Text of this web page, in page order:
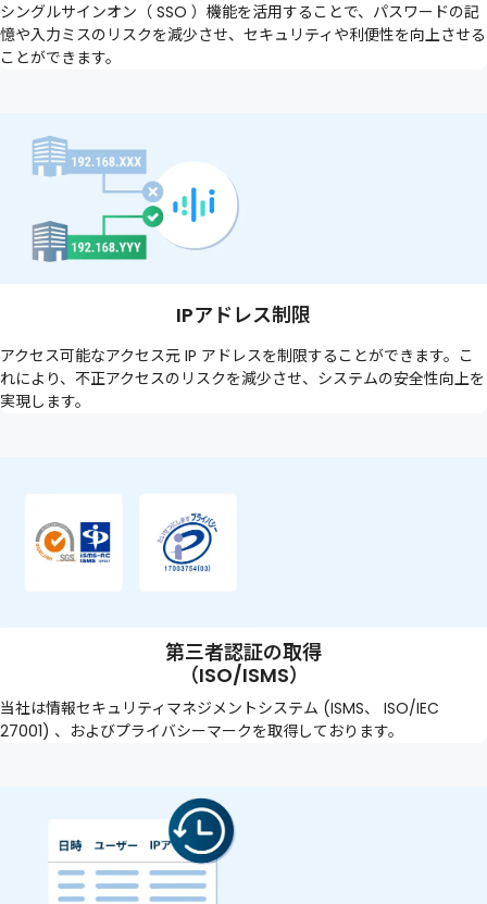
シングルサインオン（ SSO ）機能を活用することで、パスワードの記
憶や入力ミスのリスクを減少させ、セキュリティや利便性を向上させる
ことができます。
IPアドレス制限
アクセス可能なアクセス元 IP アドレスを制限することができます。こ
れにより、不正アクセスのリスクを減少させ、システムの安全性向上を
実現します。
第三者認証の取得
（ISO/ISMS）
当社は情報セキュリティマネジメントシステム (ISMS、 ISO/IEC
27001) 、およびプライバシーマークを取得しております。